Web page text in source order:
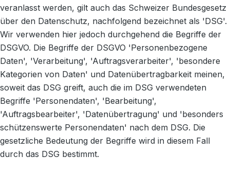
veranlasst werden, gilt auch das Schweizer Bundesgesetz
über den Datenschutz, nachfolgend bezeichnet als 'DSG'.
Wir verwenden hier jedoch durchgehend die Begriffe der
DSGVO. Die Begriffe der DSGVO 'Personenbezogene
Daten', 'Verarbeitung', 'Auftragsverarbeiter', 'besondere
Kategorien von Daten' und Datenübertragbarkeit meinen,
soweit das DSG greift, auch die im DSG verwendeten
Begriffe 'Personendaten', 'Bearbeitung',
'Auftragsbearbeiter', 'Datenübertragung' und 'besonders
schützenswerte Personendaten' nach dem DSG. Die
gesetzliche Bedeutung der Begriffe wird in diesem Fall
durch das DSG bestimmt.